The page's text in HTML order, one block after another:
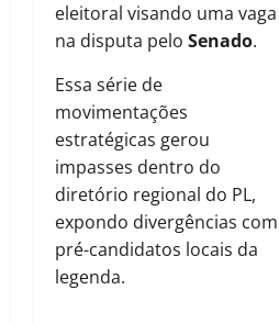
eleitoral visando uma vaga
na disputa pelo Senado.
Essa série de
movimentações
estratégicas gerou
impasses dentro do
diretório regional do PL,
expondo divergências com
pré-candidatos locais da
legenda.